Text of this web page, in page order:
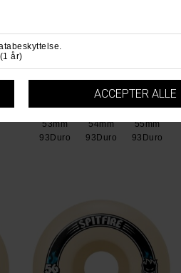
SPITFIRE
Spitfire Formular Four F4 Lock In Classic Wheel 93Duro
DKK 525,-
53mm
93Duro
54mm
93Duro
55mm
93Duro